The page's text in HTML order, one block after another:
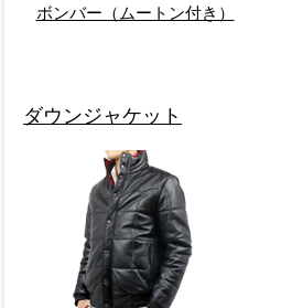
ボンバー（ムートン付き）
ダウンジャケット